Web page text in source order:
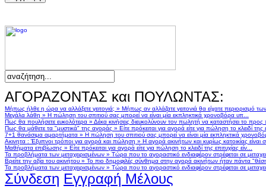
ΑΓΟΡΑΖΟΝΤΑΣ και ΠΟΥΛΩΝΤΑΣ:
Μήπως ήλθε η ώρα να αλλάξετε γειτονιά; » Μήπως αν αλλάζατε γειτονιά θα είχατε περιορισμό
Μεγάλα λάθη » Η πώληση του σπιτιού σας μπορεί να είναι μία εκπληκτικά χρονοβόρα υπ...
Πως θα πουλήσετε ευκολότερα » Δέκα κινήσεις διευκολύνουν τον πωλητή να καταστήσει το
Πως θα μάθετε τα "μυστικά" της αγοράς » Είτε πρόκειται για αγορά είτε για πώληση το κλειδί της
7+1 θανάσιμα αμαρτήματα » Η πώληση του σπιτιού σας μπορεί να είναι μία εκπληκτικά
Ακινητα : Έξυπνοι τρόποι για αγορά και πώληση » Η αγορά ακινήτων και κυρίως κατοικίας
Μαθήματα επιβίωσης » Είτε πρόκειται για αγορά είτε για πώληση το κλειδί της επιτυχίας είν...
Τα προβλήματα των μεταχειρισμένων » Τώρα που το αγοραστικό ενδιαφέρον στρέφεται σε
Βρείτε την αξία του ακινήτου » Το πιο δημοφιλές σύνθημα στην αγορά ακινήτων ήταν πάντα
Τα προβλήματα των μεταχειρισμένων » Τώρα που το αγοραστικό ενδιαφέρον στρέφεται σε
Σύνδεση Εγγραφή Μέλους